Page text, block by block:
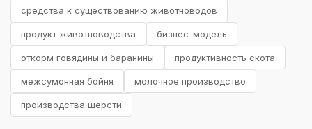
средства к существованию животноводов
продукт животноводства бизнес-модель
откорм говядины и баранины продуктивность скота
межсумонная бойня молочное производство
производства шерсти